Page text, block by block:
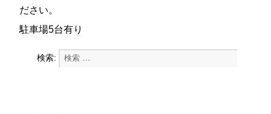
ださい。
駐車場5台有り
検索: